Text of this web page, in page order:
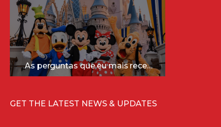
As perguntas que eu mais recebo sobre a Disney (e as respostas mais sinceras!)
GET THE LATEST NEWS & UPDATES